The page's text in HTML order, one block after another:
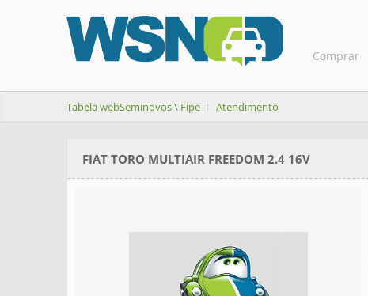
Comprar
Tabela webSeminovos \ Fipe Atendimento
FIAT TORO MULTIAIR FREEDOM 2.4 16V